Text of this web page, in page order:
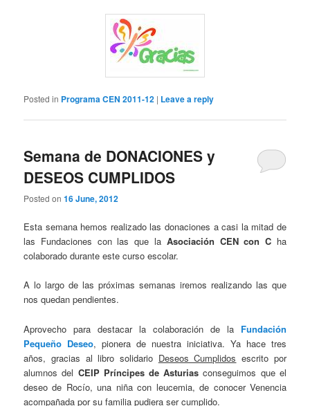
Posted in Programa CEN 2011-12 | Leave a reply
Semana de DONACIONES y
DESEOS CUMPLIDOS
Posted on16 June, 2012
Esta semana hemos realizado las donaciones a casi la mitad de
las Fundaciones con las que la Asociación CEN con C ha
colaborado durante este curso escolar.
A lo largo de las próximas semanas iremos realizando las que
nos quedan pendientes.
Aprovecho para destacar la colaboración de la Fundación
Pequeño Deseo, pionera de nuestra iniciativa. Ya hace tres
años, gracias al libro solidario Deseos Cumplidos escrito por
alumnos del CEIP Príncipes de Asturias conseguimos que el
deseo de Rocío, una niña con leucemia, de conocer Venencia
acompañada por su familia pudiera ser cumplido.